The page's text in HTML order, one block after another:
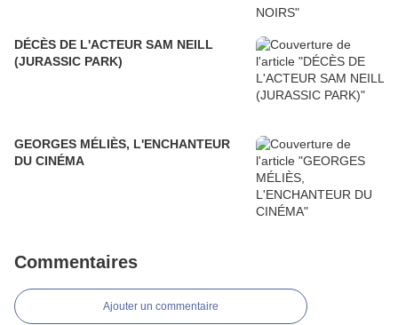
DÉCÈS DE L'ACTEUR SAM NEILL
(JURASSIC PARK)
GEORGES MÉLIÈS, L'ENCHANTEUR
DU CINÉMA
Commentaires
Ajouter un commentaire